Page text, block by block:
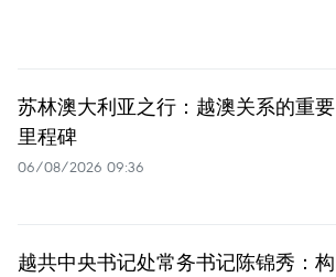
苏林澳大利亚之行：越澳关系的重要
里程碑
06/08/2026 09:36
越共中央书记处常务书记陈锦秀：构